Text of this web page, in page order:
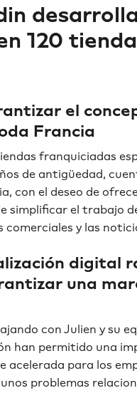
120
el
Francia
franquiciadas
de antigüedad,
con el deseo de
simplificar el trabajo
y las
digital
una
con Julien y su
han permitido una
acelerada para los
problemas